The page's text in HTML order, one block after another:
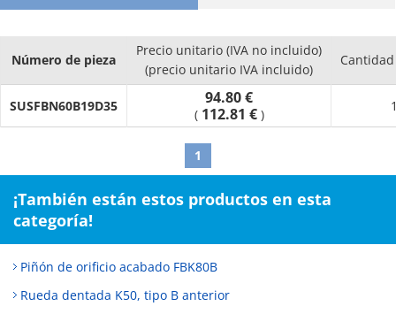
Número de pieza
Precio unitario (IVA no incluido)
(precio unitario IVA incluido)
SUSFBN60B19D35 94.80 €
( 112.81 € )
1
¡También están estos productos en esta
categoría!
Piñón de orificio acabado FBK80B
Rueda dentada K50, tipo B anterior